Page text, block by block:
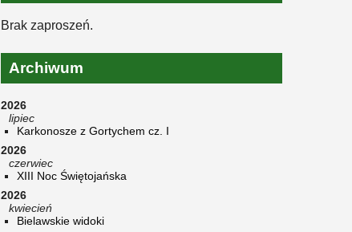
Brak zaproszeń.
Archiwum
2026
lipiec
Karkonosze z Gortychem cz. I
2026
czerwiec
XIII Noc Świętojańska
2026
kwiecień
Bielawskie widoki